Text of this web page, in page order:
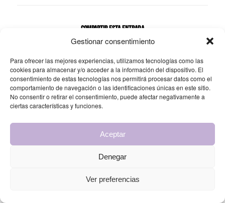
Gestionar consentimiento
Para ofrecer las mejores experiencias, utilizamos tecnologías como las
cookies para almacenar y/o acceder a la información del dispositivo. El
consentimiento de estas tecnologías nos permitirá procesar datos como el
comportamiento de navegación o las identificaciones únicas en este sitio.
No consentir o retirar el consentimiento, puede afectar negativamente a
ciertas características y funciones.
Aceptar
Denegar
Ver preferencias
Compartir esta entrada
© Copyright 2025 - Enlaza2 Eventos by Grupo Urbano |